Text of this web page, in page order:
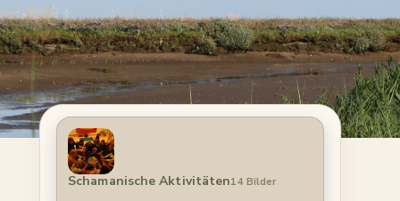
Schamanische Aktivitäten14 Bilder